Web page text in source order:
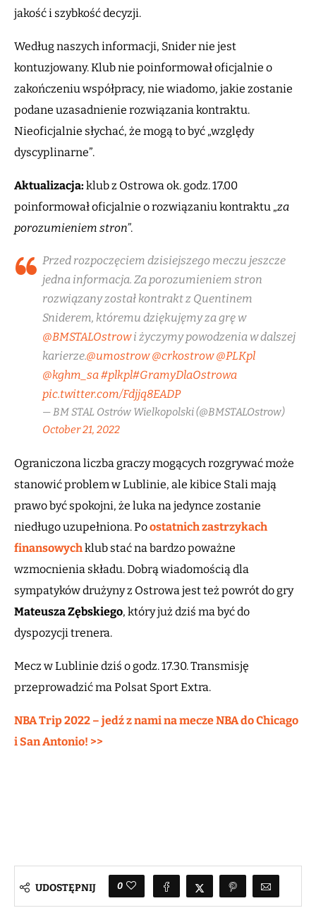
jakość i szybkość decyzji.
Według naszych informacji, Snider nie jest
kontuzjowany. Klub nie poinformował oficjalnie o
zakończeniu współpracy, nie wiadomo, jakie zostanie
podane uzasadnienie rozwiązania kontraktu.
Nieoficjalnie słychać, że mogą to być „względy
dyscyplinarne”.
Aktualizacja: klub z Ostrowa ok. godz. 17.00
poinformował oficjalnie o rozwiązaniu kontraktu „za
porozumieniem stron”.
Przed rozpoczęciem dzisiejszego meczu jeszcze
jedna informacja. Za porozumieniem stron
rozwiązany został kontrakt z Quentinem
Sniderem, któremu dziękujęmy za grę w
@BMSTALOstrowi życzymy powodzenia w dalszej
karierze.@umostrow @crkostrow @PLKpl
@kghm_sa#plkpl#GramyDlaOstrowa
pic.twitter.com/Fdjjq8EADP
— BM STAL Ostrów Wielkopolski (@BMSTALOstrow)
October 21, 2022
Ograniczona liczba graczy mogących rozgrywać może
stanowić problem w Lublinie, ale kibice Stali mają
prawo być spokojni, że luka na jedynce zostanie
niedługo uzupełniona. Poostatnich zastrzykach
finansowychklub stać na bardzo poważne
wzmocnienia składu. Dobrą wiadomością dla
sympatyków drużyny z Ostrowa jest też powrót do gry
Mateusza Zębskiego, który już dziś ma być do
dyspozycji trenera.
Mecz w Lublinie dziś o godz. 17.30. Transmisję
przeprowadzić ma Polsat Sport Extra.
NBA Trip 2022 – jedź z nami na mecze NBA do Chicago
i San Antonio! >>
UDOSTĘPNIJ 0